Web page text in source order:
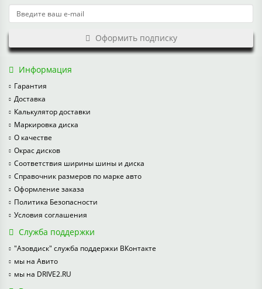
Оформить подписку
Информация
Гарантия
Доставка
Калькулятор доставки
Маркировка диска
О качестве
Окрас дисков
Соответствия ширины шины и диска
Справочник размеров по марке авто
Оформление заказа
Политика Безопасности
Условия соглашения
Служба поддержки
"Азовдиск" служба поддержки ВКонтакте
мы на Авито
мы на DRIVE2.RU